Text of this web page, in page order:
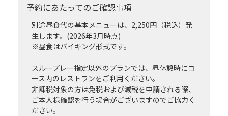
予約にあたってのご確認事項
別途昼食代の基本メニューは、2,250円（税込）発
生します。(2026年3月時点)
※昼食はバイキング形式です。
スループレー指定以外のプランでは、昼休憩時にコ
ース内のレストランをご利用ください。
非課税対象の方は免税および減税を申請される際、
ご本人様確認を行う場合がございますのでご協力く
ださい。